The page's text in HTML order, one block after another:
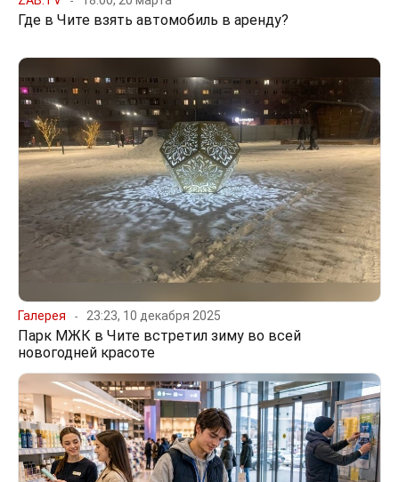
Где в Чите взять автомобиль в аренду?
Галерея 23:23, 10 декабря 2025
Парк МЖК в Чите встретил зиму во всей
новогодней красоте